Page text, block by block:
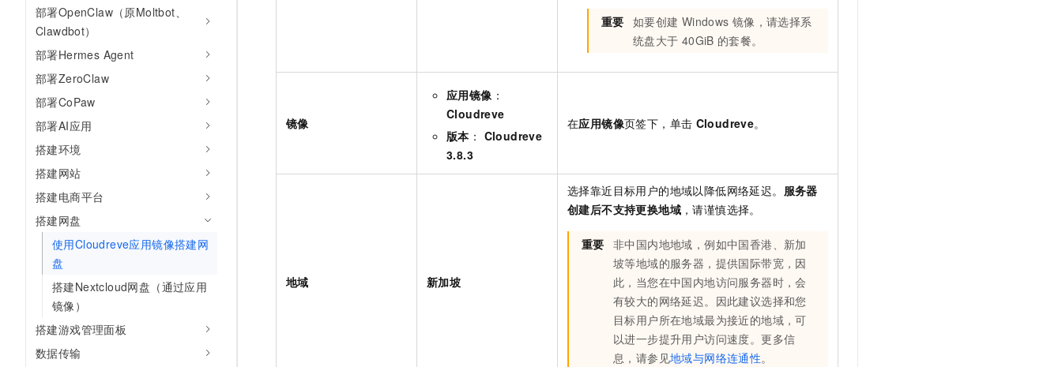
部署OpenClaw（原Moltbot、
Clawdbot）
部署Hermes Agent
部署ZeroClaw
部署CoPaw
部署AI应用
搭建环境
搭建网站
搭建电商平台
搭建网盘
使用Cloudreve应用镜像搭建网
盘
搭建Nextcloud网盘（通过应用
镜像）
搭建游戏管理面板
数据传输
重要 如要创建 Windows 镜像，请选择系
统盘大于 40GiB 的套餐。
镜像
应用镜像 ：
Cloudreve
版本 ： Cloudreve
3.8.3
在应用镜像页签下，单击 Cloudreve。
地域 新加坡
选择靠近目标用户的地域以降低网络延迟。 服务器
创建后不支持更换地域 ，请谨慎选择。
重要 非中国内地地域，例如中国香港、新加
坡等地域的服务器，提供国际带宽，因
此，当您在中国内地访问服务器时，会
有较大的网络延迟。因此建议选择和您
目标用户所在地域最为接近的地域，可
以进一步提升用户访问速度。更多信
息，请参见地域与网络连通性。